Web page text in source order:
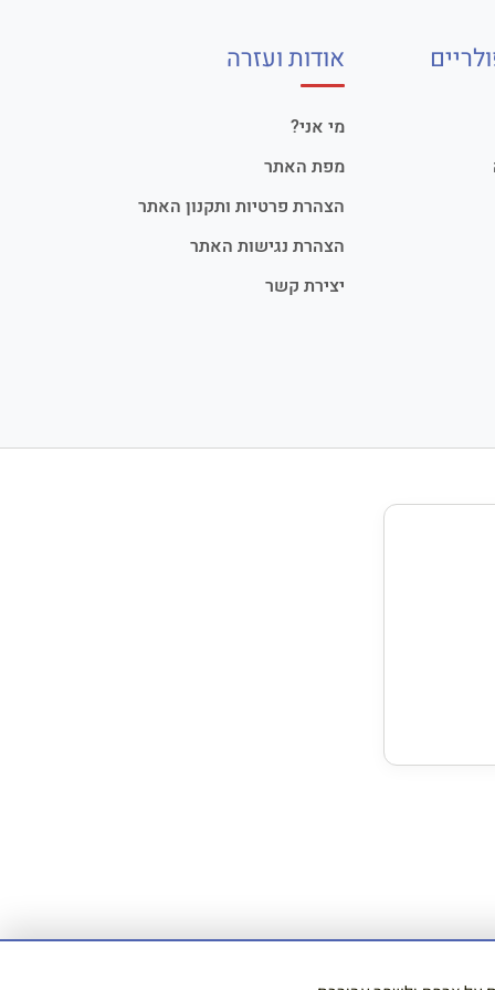
אודות ועזרה
מי אני?
מפת האתר
הצהרת פרטיות ותקנון האתר
הצהרת נגישות האתר
יצירת קשר